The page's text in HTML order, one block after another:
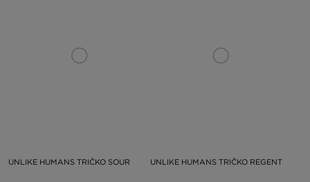
UNLIKE HUMANS TRIČKO SOUR UNLIKE HUMANS TRIČKO REGENT